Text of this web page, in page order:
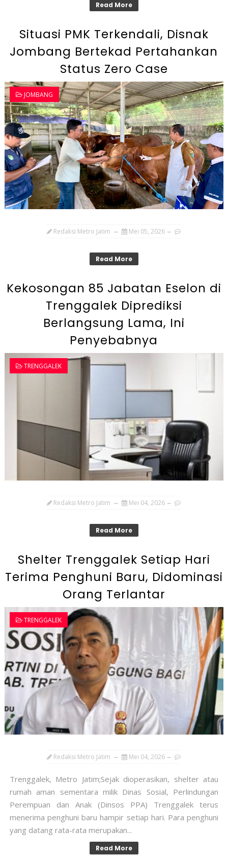
Read More
Situasi PMK Terkendali, Disnak
Jombang Bertekad Pertahankan
Status Zero Case
JOMBANG
Redaksi Metro Jatim Mei 05, 2026
Read More
Kekosongan 85 Jabatan Eselon di
Trenggalek Diprediksi
Berlangsung Lama, Ini
Penyebabnya
TRENGGALEK
Redaksi Metro Jatim Mei 04, 2026
Read More
Shelter Trenggalek Setiap Hari
Terima Penghuni Baru, Didominasi
Orang Terlantar
TRENGGALEK
Redaksi Metro Jatim Mei 04, 2026
Trenggalek, Metro Jatim;Sejak dioperasikan, shelter atau
rumah aman sementara milik Dinas Sosial, Perlindungan
Perempuan dan Anak (Dinsos PPA) Trenggalek terus
menerima penghuni baru hampir setiap hari. Para penghuni
yang datang rata-rata merupakan...
Read More